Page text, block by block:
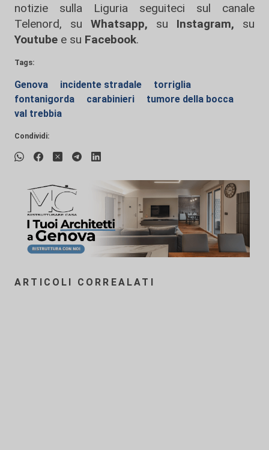
notizie sulla Liguria seguiteci sul canale
Telenord, su
Whatsapp, su Instagram, su
Youtube e su Facebook.
Tags:
Genova incidente stradale
torriglia
fontanigorda
carabinieri
tumore della bocca
val trebbia
Condividi:
ARTICOLI CORREALATI